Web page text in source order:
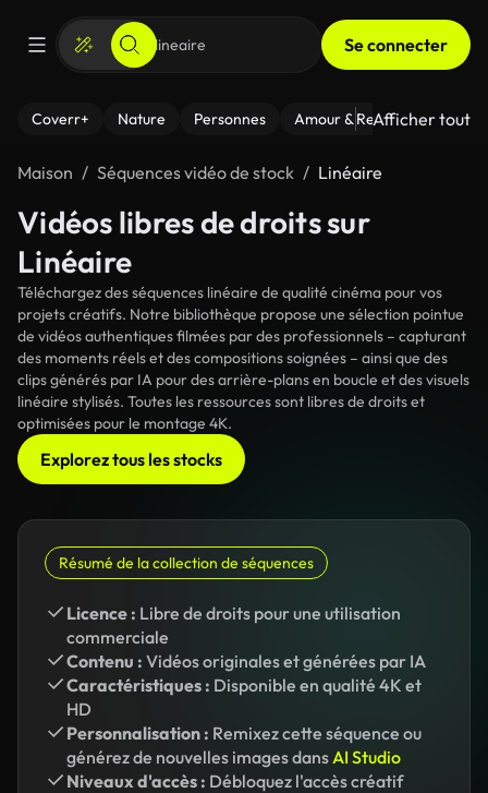
Se connecter
Coverr+ Nature Personnes Amour & Relations Le
Afficher tout
Maison Séquences vidéo de stock Linéaire
Vidéos libres de droits sur
Linéaire
Téléchargez des séquences linéaire de qualité cinéma pour vos
projets créatifs. Notre bibliothèque propose une sélection pointue
de vidéos authentiques filmées par des professionnels – capturant
des moments réels et des compositions soignées – ainsi que des
clips générés par IA pour des arrière-plans en boucle et des visuels
linéaire stylisés. Toutes les ressources sont libres de droits et
optimisées pour le montage 4K.
Explorez tous les stocks
Résumé de la collection de séquences
Licence : Libre de droits pour une utilisation
commerciale
Contenu : Vidéos originales et générées par IA
Caractéristiques : Disponible en qualité 4K et
HD
Personnalisation : Remixez cette séquence ou
générez de nouvelles images dansAI Studio
Niveaux d'accès : Débloquez l'accès créatif